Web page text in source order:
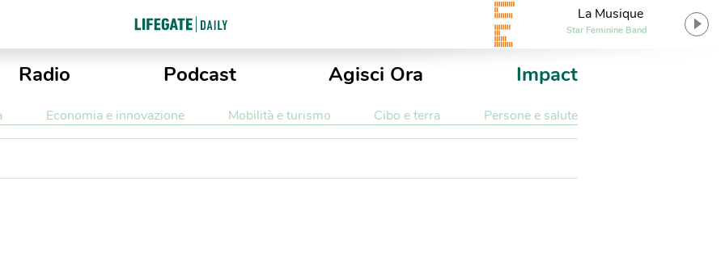
La Musique
Star Feminine Band
Radio Podcast Agisci Ora Impact
Economia e innovazione Mobilità e turismo Cibo e terra Persone e salute